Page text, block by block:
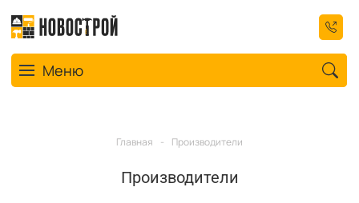
Toggle navigation
Меню
Главная - Производители
Производители